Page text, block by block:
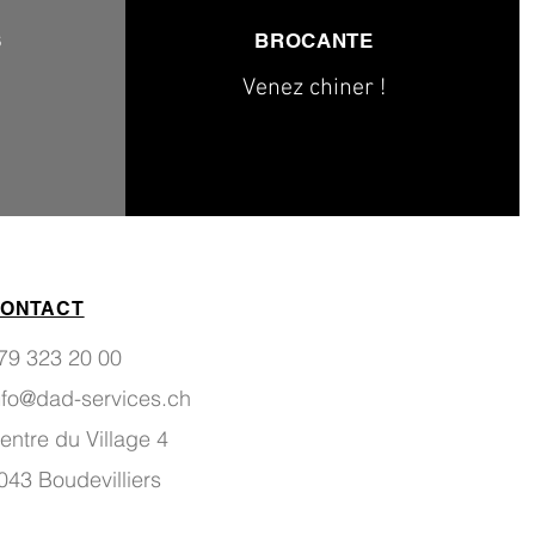
323 20 00
services.ch
du Village 4
Boudevilliers
BROCANTE
Venez chiner !